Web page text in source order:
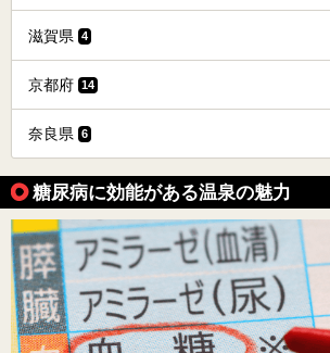
滋賀県 4
京都府 14
奈良県 6
糖尿病に効能がある温泉の魅力